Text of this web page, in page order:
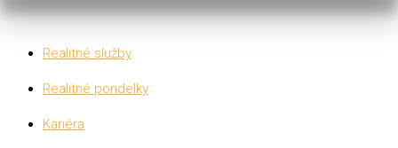
Realitné služby
Realitné pondelky
Kariéra